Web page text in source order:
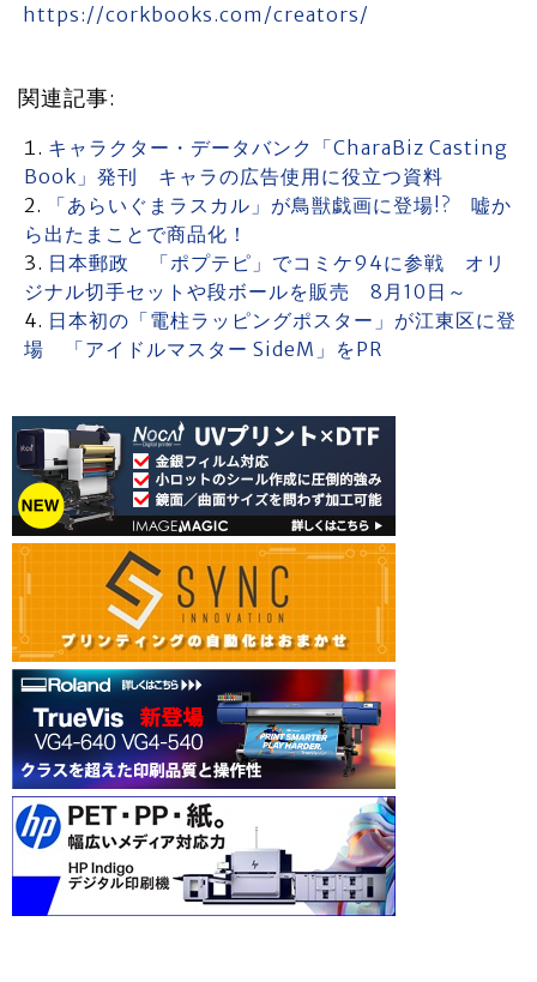
https://corkbooks.com/creators/
関連記事:
キャラクター・データバンク「CharaBiz Casting
Book」発刊 キャラの広告使用に役立つ資料
「あらいぐまラスカル」が鳥獣戯画に登場!? 嘘か
ら出たまことで商品化！
日本郵政 「ポプテピ」でコミケ94に参戦 オリ
ジナル切手セットや段ボールを販売 8月10日～
日本初の「電柱ラッピングポスター」が江東区に登
場 「アイドルマスター SideM」をPR